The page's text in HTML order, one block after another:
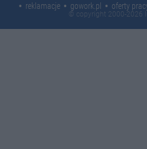
reklamacje
gowork.pl oferty
© copyright 2000-2026